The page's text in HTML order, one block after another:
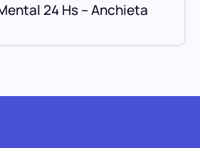
24 Hs – Anchieta